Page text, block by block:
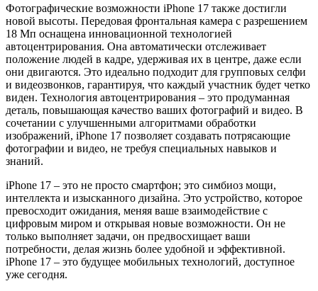
Фотографические возможности iPhone 17 также достигли
новой высоты. Передовая фронтальная камера с разрешением
18 Мп оснащена инновационной технологией
автоцентрирования. Она автоматически отслеживает
положение людей в кадре, удерживая их в центре, даже если
они двигаются. Это идеально подходит для групповых селфи
и видеозвонков, гарантируя, что каждый участник будет четко
виден. Технология автоцентрирования – это продуманная
деталь, повышающая качество ваших фотографий и видео. В
сочетании с улучшенными алгоритмами обработки
изображений, iPhone 17 позволяет создавать потрясающие
фотографии и видео, не требуя специальных навыков и
знаний.
iPhone 17 – это не просто смартфон; это симбиоз мощи,
интеллекта и изысканного дизайна. Это устройство, которое
превосходит ожидания, меняя ваше взаимодействие с
цифровым миром и открывая новые возможности. Он не
только выполняет задачи, он предвосхищает ваши
потребности, делая жизнь более удобной и эффективной.
iPhone 17 – это будущее мобильных технологий, доступное
уже сегодня.